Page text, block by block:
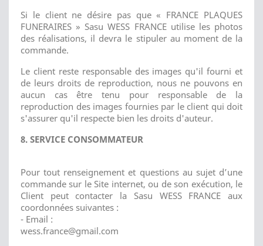
Si le client ne désire pas que « FRANCE PLAQUES
FUNERAIRES » Sasu WESS FRANCE utilise les photos
des réalisations, il devra le stipuler au moment de la
commande.
Le client reste responsable des images qu'il fourni et
de leurs droits de reproduction, nous ne pouvons en
aucun cas être tenu pour responsable de la
reproduction des images fournies par le client qui doit
s'assurer qu'il respecte bien les droits d'auteur.
8. SERVICE CONSOMMATEUR
Pour tout renseignement et questions au sujet d’une
commande sur le Site internet, ou de son exécution, le
Client peut contacter la Sasu WESS FRANCE aux
coordonnées suivantes :
- Email :
wess.france@gmail.com